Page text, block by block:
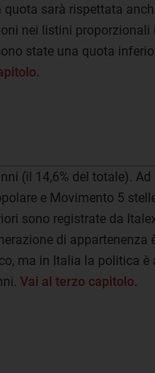
quota sarà rispettata
nei listini
state una quota
(il 14,6% del totale).
e Movimento 5
sono registrate da
di
ma in Italia la politica è
Vai al terzo capitolo.